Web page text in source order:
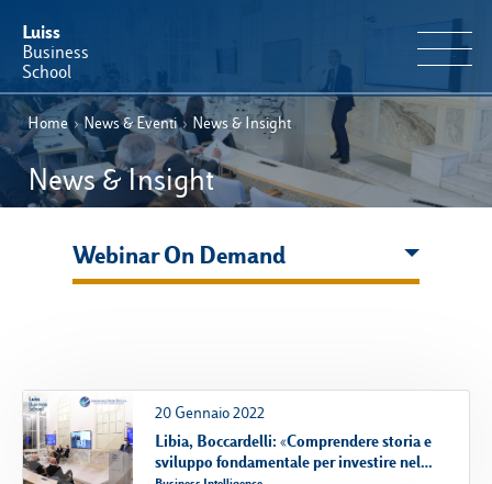
Luiss
Business
School
IT
Offerta Formativa
Perché Luiss Business School
Faculty & Ricerca
E-Learning
Home › News & Eventi › News & Insight
News & Insight
Webinar On Demand
20 Gennaio 2022
Libia, Boccardelli: «Comprendere storia e
sviluppo fondamentale per investire nel